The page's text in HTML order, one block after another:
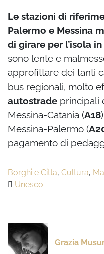
Le stazioni di
Palermo e Messina
di girare per l’isola
sono lente e
approfittare dei tanti
bus regionali, molto
autostrade principali
Messina-Catania (A18
Messina-Palermo (
pagamento di
Borghi e Citta, Cultura,
Unesco
Grazia